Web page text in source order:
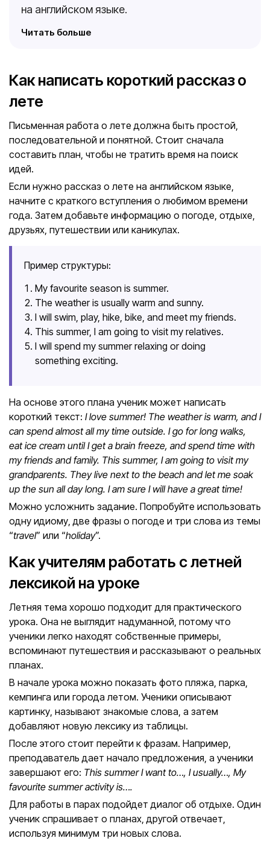
на английском языке.
Читать больше
Как написать короткий рассказ о
лете
Письменная работа о лете должна быть простой,
последовательной и понятной. Стоит сначала
составить план, чтобы не тратить время на поиск
идей.
Если нужно рассказ о лете на английском языке,
начните с краткого вступления о любимом времени
года. Затем добавьте информацию о погоде, отдыхе,
друзьях, путешествии или каникулах.
Пример структуры:
My favourite season is summer.
The weather is usually warm and sunny.
I will swim, play, hike, bike, and meet my friends.
This summer, I am going to visit my relatives.
I will spend my summer relaxing or doing
something exciting.
На основе этого плана ученик может написать
короткий текст: I love summer! The weather is warm, and I
can spend almost all my time outside. I go for long walks,
eat ice cream until I get a brain freeze, and spend time with
my friends and family. This summer, I am going to visit my
grandparents. They live next to the beach and let me soak
up the sun all day long. I am sure I will have a great time!
Можно усложнить задание. Попробуйте использовать
одну идиому, две фразы о погоде и три слова из темы
“travel” или “holiday”.
Как учителям работать с летней
лексикой на уроке
Летняя тема хорошо подходит для практического
урока. Она не выглядит надуманной, потому что
ученики легко находят собственные примеры,
вспоминают путешествия и рассказывают о реальных
планах.
В начале урока можно показать фото пляжа, парка,
кемпинга или города летом. Ученики описывают
картинку, называют знакомые слова, а затем
добавляют новую лексику из таблицы.
После этого стоит перейти к фразам. Например,
преподаватель дает начало предложения, а ученики
завершают его: This summer I want to…, I usually…, My
favourite summer activity is….
Для работы в парах подойдет диалог об отдыхе. Один
ученик спрашивает о планах, другой отвечает,
используя минимум три новых слова.